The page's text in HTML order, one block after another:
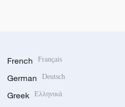
French Français
German Deutsch
Greek Ελληνικά